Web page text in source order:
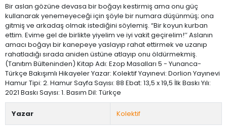
Bir aslan gözüne devasa bir boğayı kestirmiş ama onu güç
kullanarak yenemeyeceği için şöyle bir numara düşünmüş; ona
gitmiş ve arkadaş olmak istediğini söylemiş. “Bir koyun kurban
ettim. Evime gel de birlikte yiyelim ve iyi vakit geçirelim!’’ Aslanın
amacı boğayı bir kanepeye yaslayıp rahat ettirmek ve uzanıp
rahatladığı sırada aniden üstüne atlayıp onu öldürmekmiş.
(Tanıtım Bülteninden) Kitap Adı: Ezop Masalları 5 - Yunanca-
Türkçe Bakışımlı Hikayeler Yazar: Kolektif Yayınevi: Dorlion Yayınevi
Hamur Tipi: 2. Hamur Sayfa Sayısı: 88 Ebat: 13,5 x 19,5 İlk Baskı Yılı:
2021 Baskı Sayısı: 1. Basım Dil: Türkçe
Yazar Kolektif